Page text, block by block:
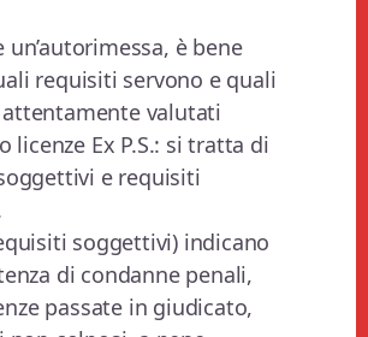
un’autorimessa, è bene
requisiti servono e quali
valutati
licenze Ex P.S.: si tratta di
e requisiti
soggettivi) indicano
di condanne penali,
passate in giudicato,